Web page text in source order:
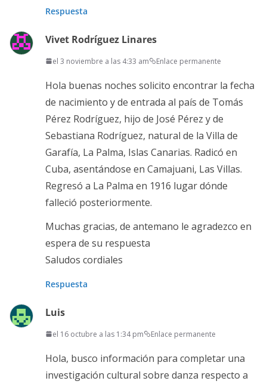
Respuesta
Vivet Rodríguez Linares
el 3 noviembre a las 4:33 am Enlace permanente
Hola buenas noches solicito encontrar la fecha
de nacimiento y de entrada al país de Tomás
Pérez Rodríguez, hijo de José Pérez y de
Sebastiana Rodríguez, natural de la Villa de
Garafía, La Palma, Islas Canarias. Radicó en
Cuba, asentándose en Camajuani, Las Villas.
Regresó a La Palma en 1916 lugar dónde
falleció posteriormente.
Muchas gracias, de antemano le agradezco en
espera de su respuesta
Saludos cordiales
Respuesta
Luis
el 16 octubre a las 1:34 pm Enlace permanente
Hola, busco información para completar una
investigación cultural sobre danza respecto a